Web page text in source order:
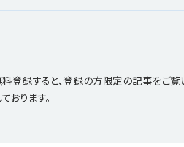
料登録すると、登録の方限定の記事をご
おります。